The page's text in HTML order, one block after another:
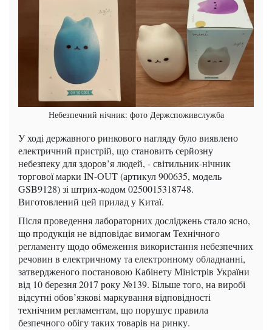
Небезпечний нічник: фото Держспоживслужба
У ході державного ринкового нагляду було виявлено
електричний пристрій, що становить серйозну
небезпеку для здоров’я людей, - світильник-нічник
торгової марки IN-OUT (артикул 900635, модель
GSB9128) зі штрих-кодом 0250015318748.
Виготовлений цей прилад у Китаї.
Після проведення лабораторних досліджень стало ясно,
що продукція не відповідає вимогам Технічного
регламенту щодо обмеження використання небезпечних
речовин в електричному та електронному обладнанні,
затвердженого постановою Кабінету Міністрів України
від 10 березня 2017 року №139. Більше того, на виробі
відсутні обов’язкові маркування відповідності
технічним регламентам, що порушує правила
безпечного обігу таких товарів на ринку.